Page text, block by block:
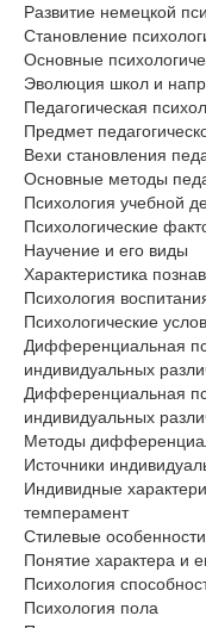
Развитие немецкой
Становление
Основные
Эволюция школ и
Педагогическая
Предмет
Вехи становления
Основные методы
Психология учебной
Психологические
Научение и его виды
Характеристика
Психология
Психологические
Дифференциальная
индивидуальных
Дифференциальная
индивидуальных
Методы
Источники
Индивидные
темперамент
Стилевые
Понятие характера и
Психология
Психология пола